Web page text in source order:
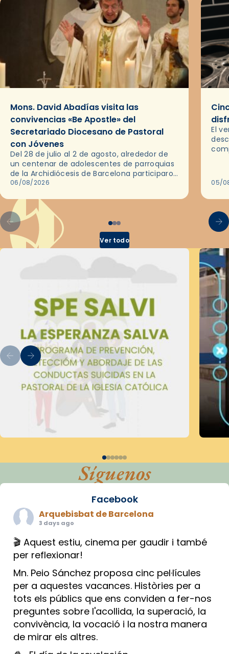
Mons. David Abadías visita las
convivencias «Be Apostle» del
Secretariado Diocesano de Pastoral
con Jóvenes
Del 28 de julio al 2 de agosto, alrededor de
un centenar de adolescentes de parroquias
de la Archidiócesis de Barcelona participaron
en las convivencias Be Apostle, organizadas
06/08/2026
El
05/
Ver todo
Síguenos
Facebook
Arquebisbat de Barcelona
3 days ago
🎬 Aquest estiu, cinema per gaudir i també
per reflexionar!
Mn. Peio Sánchez proposa cinc pel·lícules
per a aquestes vacances. Històries per a
tots els públics que ens conviden a fer-nos
preguntes sobre l'acollida, la superació, la
convivència, la vocació i la nostra manera
de mirar els altres.